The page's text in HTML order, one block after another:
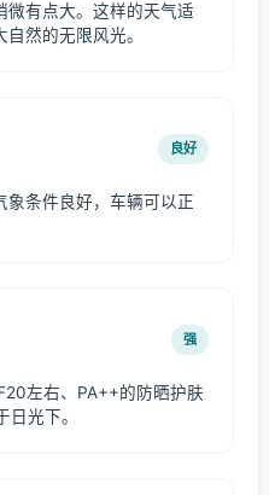
微有点大。这样的天气适
然的无限风光。
良好
象条件良好，车辆可以正
强
左右、PA++的防晒护肤
光下。